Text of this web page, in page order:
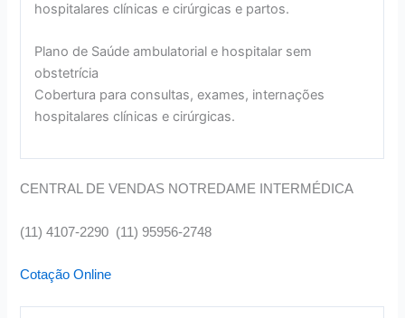
hospitalares clínicas e cirúrgicas e partos.
Plano de Saúde ambulatorial e hospitalar sem
obstetrícia
Cobertura para consultas, exames, internações
hospitalares clínicas e cirúrgicas.
CENTRAL DE VENDAS NOTREDAME INTERMÉDICA
(11) 4107-2290 (11) 95956-2748
Cotação Online